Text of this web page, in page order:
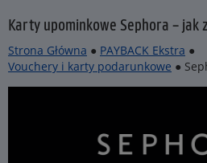
Karty upominkowe Sephora – jak
Strona Główna ● PAYBACK Ekstra ●
Vouchery i karty podarunkowe ●